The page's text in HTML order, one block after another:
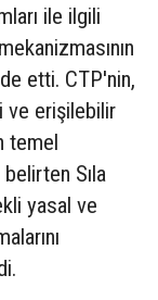
ile ilgili
etti. CTP'nin,
ve erişilebilir
temel
Sıla
yasal ve